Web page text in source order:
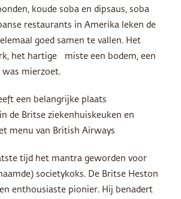
koude soba en dipsaus, soba
restaurants in Amerika leken de
goed samen te vallen. Het
het hartige miste een bodem, een
was mierzoet.
een belangrijke plaats
de Britse ziekenhuiskeuken en
menu van British Airways
tijd het mantra geworden voor
societykoks. De Britse Heston
enthousiaste pionier. Hij benadert